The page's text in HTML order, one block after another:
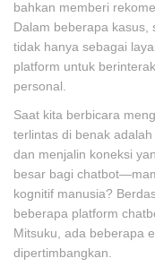
bahkan memberi
Dalam beberapa kasus,
tidak hanya sebagai
platform untuk
personal.
Saat kita berbicara
terlintas di benak
dan menjalin koneksi
besar bagi
kognitif manusia?
beberapa platform
Mitsuku, ada beberapa
dipertimbangkan.